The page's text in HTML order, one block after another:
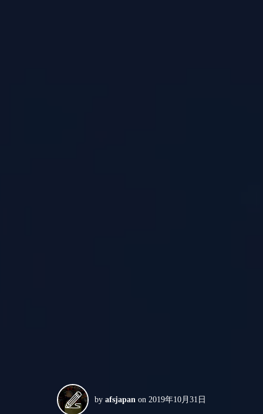
by afsjapan on 2019年10月31日